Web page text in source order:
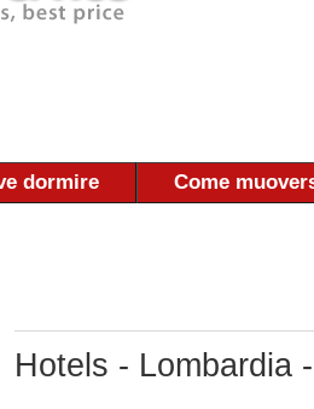
dormire Come
Hotels - Lombardia